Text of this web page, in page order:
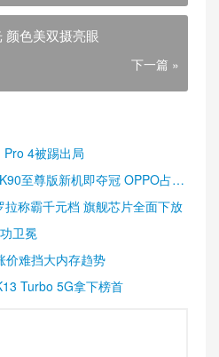
颜色美双摄亮眼
下一篇 »
4被踢出局
至尊版新机即夺冠 OPPO占据
称霸千元档 旗舰芯片全面下放
卫冕
价难挡大内存趋势
Turbo 5G拿下榜首